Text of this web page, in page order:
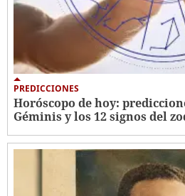
PREDICCIONES
Horóscopo de hoy:
Géminis y los 12 signos del